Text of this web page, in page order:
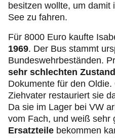
besitzen wollte, um damit
See zu fahren.
Für 8000 Euro kaufte
1969. Der Bus stammt
Bundeswehrbeständen.
sehr schlechten Zustand
Dokumente für den
Ziehvater restauriert sie
Da sie im Lager bei VW
vom Fach, und weiß sehr
Ersatzteile bekommen